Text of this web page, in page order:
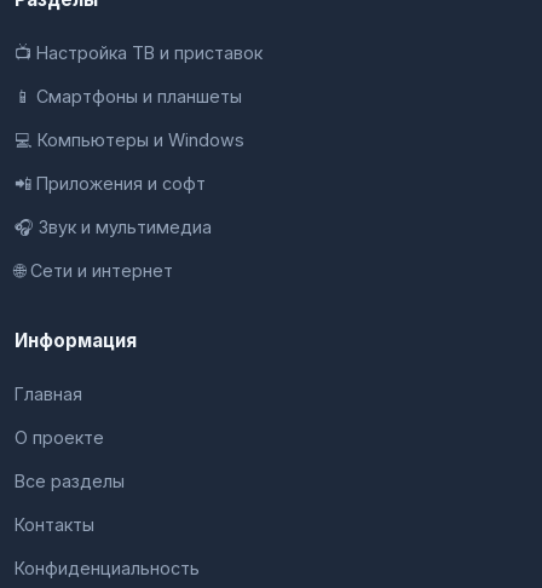
📺 Настройка ТВ и приставок
📱 Смартфоны и планшеты
💻 Компьютеры и Windows
📲 Приложения и софт
🎧 Звук и мультимедиа
🌐 Сети и интернет
Информация
Главная
О проекте
Все разделы
Контакты
Конфиденциальность